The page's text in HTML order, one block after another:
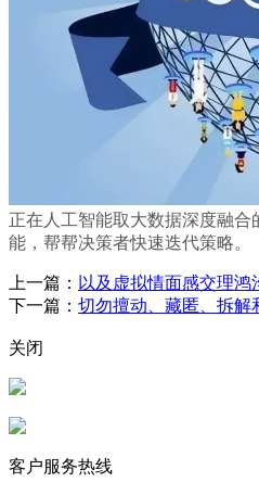
正在人工智能取大数据深度融
能，帮帮决策者快速迭代策略。
上一篇： 以及虚拟情面感交理鸿
下一篇： 切勿擅动、藏匿、拆解
关闭
客户服务热线